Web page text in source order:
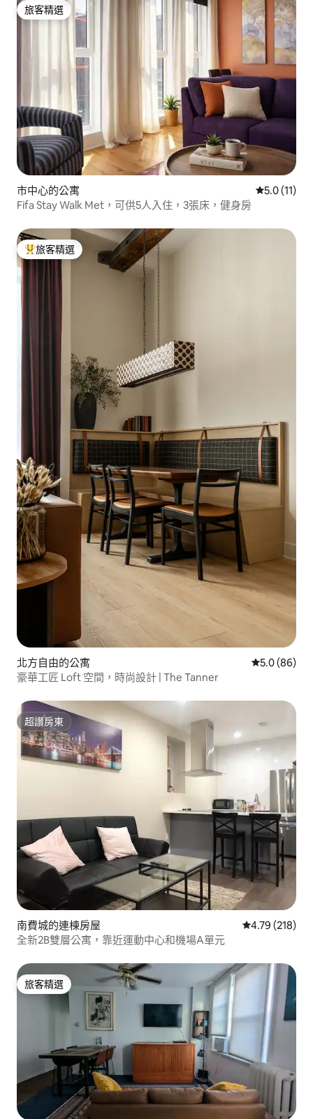
旅客精選
旅客精選
市中心的公寓 從 11 則評
5.0 (11)
Fifa Stay Walk Met，可供5人入住，3張床，健身房
旅客精選榜首
旅客精選
北方自由的公寓 從 86 則評
5.0 (86)
豪華工匠 Loft 空間，時尚設計 | The Tanner
超讚房東
超讚房東
南費城的連棟房屋 從 218 則評價
4.79 (218)
全新2B雙層公寓，靠近運動中心和機場A單元
旅客精選
旅客精選